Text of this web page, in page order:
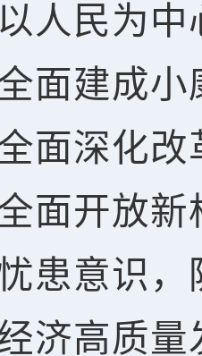
人民为中
面建成
面深化
面开放新
患意识
济高质量